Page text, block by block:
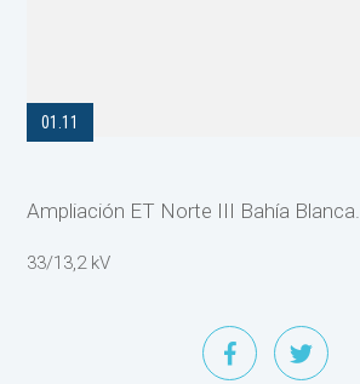
01.11
Ampliación ET Norte III Bahía Blanca.
33/13,2 kV